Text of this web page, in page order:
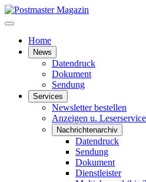
Home
News
Datendruck
Dokument
Sendung
Services
Newsletter bestellen
Anzeigen u. Leserservice
Nachrichtenarchiv
Datendruck
Sendung
Dokument
Dienstleister